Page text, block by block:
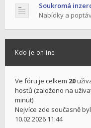
Soukromá
Nabídky a
Kdo je online
Ve fóru je celkem 20
hostů (založeno na
minut)
Nejvíce zde současně
10.02.2026 11:44